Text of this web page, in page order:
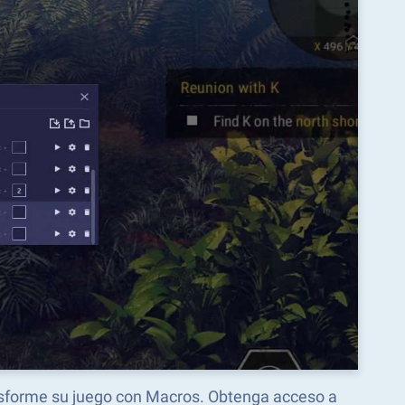
su juego con Macros. Obtenga acceso a